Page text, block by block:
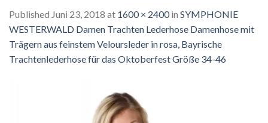
Published Juni 23, 2018 at 1600 × 2400in SYMPHONIE
WESTERWALD Damen Trachten Lederhose Damenhose mit
Trägern aus feinstem Veloursleder in rosa, Bayrische
Trachtenlederhose für das Oktoberfest Größe 34-46